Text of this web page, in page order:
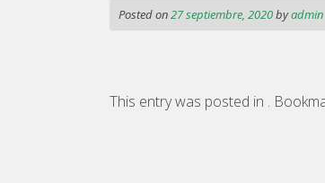
Posted on27 septiembre, 2020byadmin
This entry was posted in .